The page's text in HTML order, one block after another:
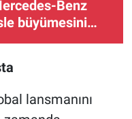
Benz
büyümesini
lansmanını